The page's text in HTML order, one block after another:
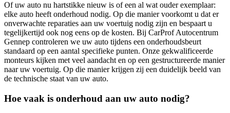
Of uw auto nu hartstikke nieuw is of een al wat ouder exemplaar:
elke auto heeft onderhoud nodig. Op die manier voorkomt u dat er
onverwachte reparaties aan uw voertuig nodig zijn en bespaart u
tegelijkertijd ook nog eens op de kosten. Bij CarProf Autocentrum
Gennep controleren we uw auto tijdens een onderhoudsbeurt
standaard op een aantal specifieke punten. Onze gekwalificeerde
monteurs kijken met veel aandacht en op een gestructureerde manier
naar uw voertuig. Op die manier krijgen zij een duidelijk beeld van
de technische staat van uw auto.
Hoe vaak is onderhoud aan uw auto nodig?